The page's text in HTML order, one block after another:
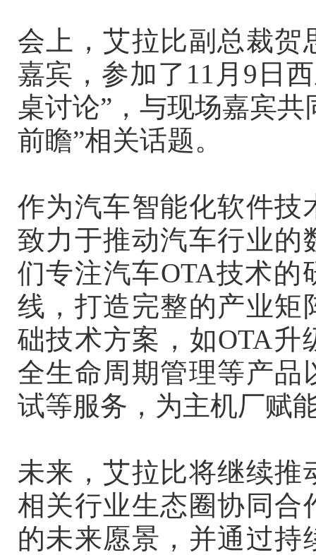
会上，艾拉比副总裁贺
嘉宾，参加了11月9日
桌讨论”，与现场嘉宾
前瞻”相关话题。
作为汽车智能化软件技
致力于推动汽车行业的
们专注汽车OTA技术
线，打造完整的产业矩
础技术方案，如OTA
全生命周期管理等产品
试等服务，为主机厂赋
未来，艾拉比将继续
相关行业生态圈协同合
的未来愿景，并通过